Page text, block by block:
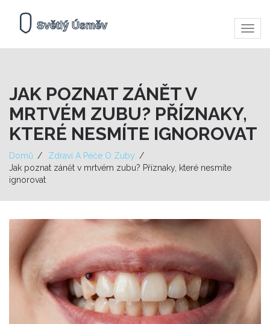
JAK POZNAT ZÁNĚT V
MRTVÉM ZUBU? PŘÍZNAKY,
KTERÉ NESMÍTE IGNOROVAT
Domů
Zdraví A Péče O Zuby
Jak poznat zánět v mrtvém zubu? Příznaky, které nesmíte
ignorovat